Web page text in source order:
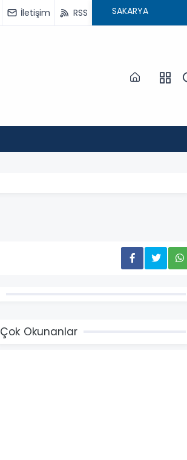
İletişim RSS
Çok Okunanlar